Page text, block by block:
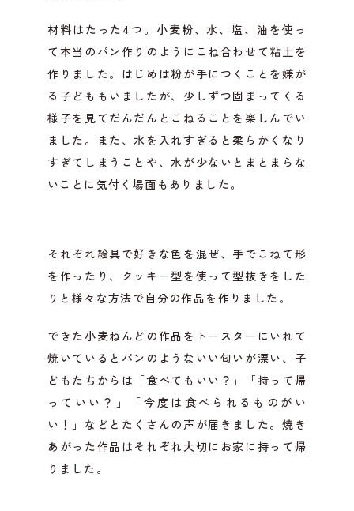
材料はたった4つ。小麦粉、水、塩、油を使っ
て本当のパン作りのようにこね合わせて粘土を
作りました。はじめは粉が手につくことを嫌が
る子どももいましたが、少しずつ固まってくる
様子を見てだんだんとこねることを楽しんでい
ました。また、水を入れすぎると柔らかくなり
すぎてしまうことや、水が少ないとまとまらな
いことに気付く場面もありました。
それぞれ絵具で好きな色を混ぜ、手でこねて形
を作ったり、クッキー型を使って型抜きをした
りと様々な方法で自分の作品を作りました。
できた小麦ねんどの作品をトースターにいれて
焼いているとパンのようないい匂いが漂い、子
どもたちからは「食べてもいい？」「持って帰
っていい？」「今度は食べられるものがい
い！」などとたくさんの声が届きました。焼き
あがった作品はそれぞれ大切にお家に持って帰
りました。